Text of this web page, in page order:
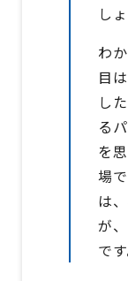
し
わ
目
し
る
を
場
は
が
です